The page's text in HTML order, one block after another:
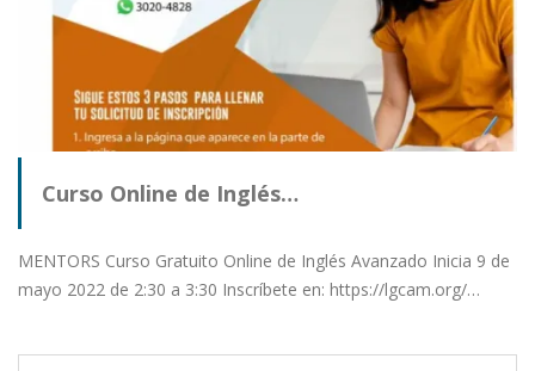
Curso Online de Inglés…
MENTORS Curso Gratuito Online de Inglés Avanzado Inicia 9 de
mayo 2022 de 2:30 a 3:30 Inscríbete en: https://lgcam.org/…